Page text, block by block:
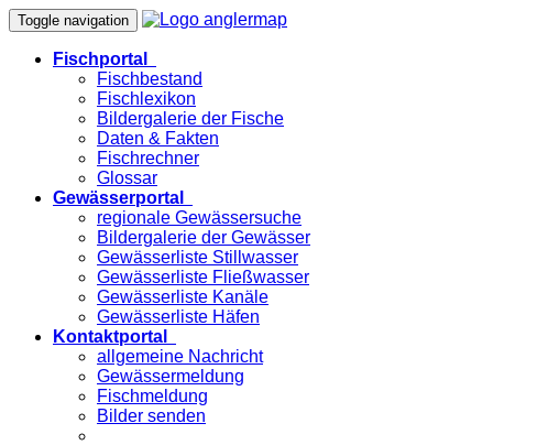
Toggle navigation
Fischportal
Fischbestand
Fischlexikon
Bildergalerie der Fische
Daten & Fakten
Fischrechner
Glossar
Gewässerportal
regionale Gewässersuche
Bildergalerie der Gewässer
Gewässerliste Stillwasser
Gewässerliste Fließwasser
Gewässerliste Kanäle
Gewässerliste Häfen
Kontaktportal
allgemeine Nachricht
Gewässermeldung
Fischmeldung
Bilder senden